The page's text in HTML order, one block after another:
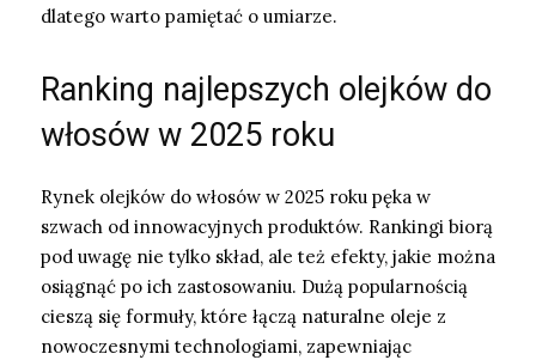
dlatego warto pamiętać o umiarze.
Ranking najlepszych olejków do
włosów w 2025 roku
Rynek olejków do włosów w 2025 roku pęka w
szwach od innowacyjnych produktów. Rankingi biorą
pod uwagę nie tylko skład, ale też efekty, jakie można
osiągnąć po ich zastosowaniu. Dużą popularnością
cieszą się formuły, które łączą naturalne oleje z
nowoczesnymi technologiami, zapewniając